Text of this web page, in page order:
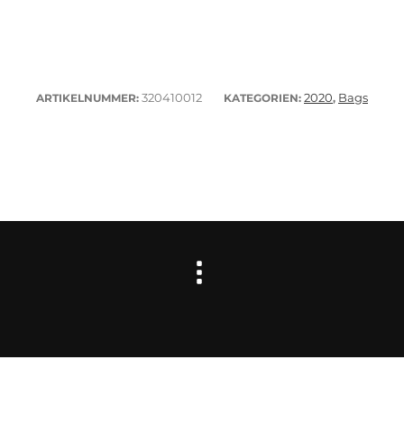
ARTIKELNUMMER: 320410012 KATEGORIEN: 2020, Bags